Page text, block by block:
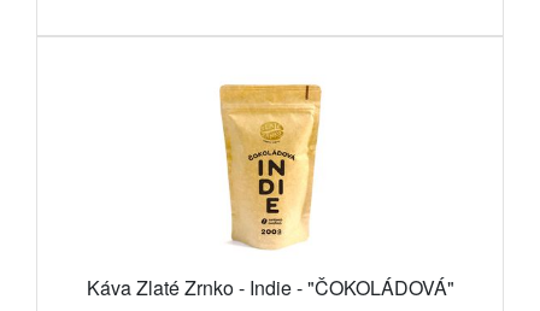
Káva Zlaté Zrnko - Indie - "ČOKOLÁDOVÁ"